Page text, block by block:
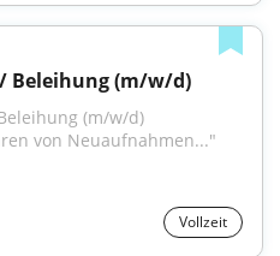
Beleihung (m/w/d)
(m/w/d)
von Neuaufnahmen..."
Vollzeit